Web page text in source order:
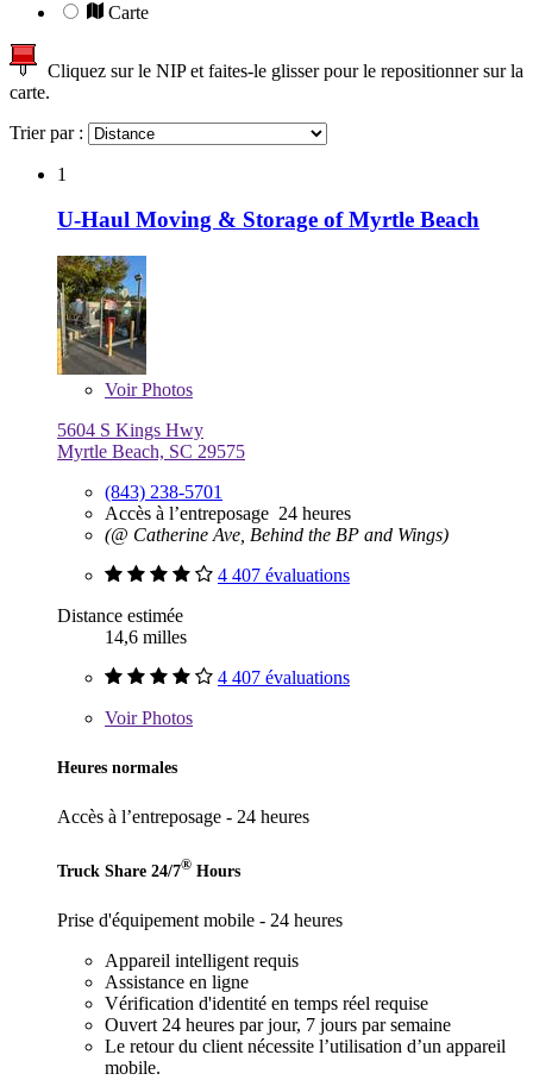
Carte
Cliquez sur le NIP et faites-le glisser pour le repositionner sur la
carte.
Trier par :
1
U-Haul Moving & Storage of Myrtle Beach
VoirPhotos
5604 S Kings Hwy
Myrtle Beach, SC 29575
(843) 238-5701
Accès à l’entreposage 24 heures
(@ Catherine Ave, Behind the BP and Wings)
4 407 évaluations
Distance estimée
14,6 milles
4 407 évaluations
VoirPhotos
Heures normales
Accès à l’entreposage - 24 heures
Truck Share 24/7® Hours
Prise d'équipement mobile - 24 heures
Appareil intelligent requis
Assistance en ligne
Vérification d'identité en temps réel requise
Ouvert 24 heures par jour, 7 jours par semaine
Le retour du client nécessite l’utilisation d’un appareil
mobile.